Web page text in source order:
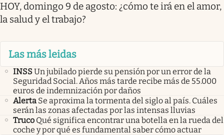
HOY, domingo 9 de agosto: ¿cómo te irá en el amor,
la salud y el trabajo?
Las más leidas
INSSUn jubilado pierde su pensión por un error de la
Seguridad Social. Años más tarde recibe más de 55.000
euros de indemnización por daños
Alerta Se aproxima la tormenta del siglo al país. Cuáles
serán las zonas afectadas por las intensas lluvias
Truco Qué significa encontrar una botella en la rueda del
coche y por qué es fundamental saber cómo actuar